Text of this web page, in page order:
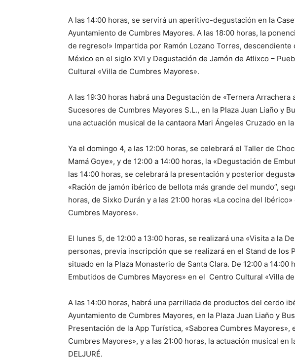
A las 14:00 horas, se servirá un aperitivo-degustación en la
Ayuntamiento de Cumbres Mayores. A las 18:00 horas, la
de regreso!» Impartida por Ramón Lozano Torres,
México en el siglo XVI y Degustación de Jamón de Atlixco –
Cultural «Villa de Cumbres Mayores».
A las 19:30 horas habrá una Degustación de «Ternera Arrachera
Sucesores de Cumbres Mayores S.L., en la Plaza Juan Liaño y
una actuación musical de la cantaora Mari Ángeles Cruzado en
Ya el domingo 4, a las 12:00 horas, se celebrará el Taller de
Mamá Goye», y de 12:00 a 14:00 horas, la «Degustación de
las 14:00 horas, se celebrará la presentación y posterior
«Ración de jamón ibérico de bellota más grande del mundo”,
horas, de Sixko Durán y a las 21:00 horas «La cocina del
Cumbres Mayores».
El lunes 5, de 12:00 a 13:00 horas, se realizará una «Visita a la
personas, previa inscripción que se realizará en el Stand de los
situado en la Plaza Monasterio de Santa Clara. De 12:00 a 14:00
Embutidos de Cumbres Mayores» en el Centro Cultural «Villa
A las 14:00 horas, habrá una parrillada de productos del cerdo
Ayuntamiento de Cumbres Mayores, en la Plaza Juan Liaño y
Presentación de la App Turística, «Saborea Cumbres Mayores»,
Cumbres Mayores», y a las 21:00 horas, la actuación musical en
DELJURÉ.